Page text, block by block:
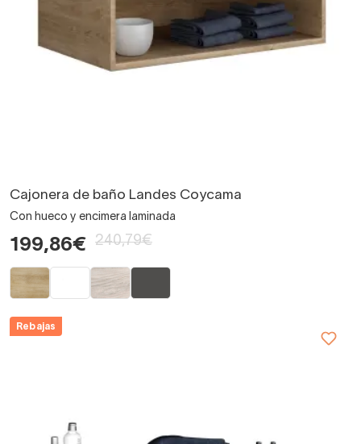
Cajonera de baño Landes Coycama
Con hueco y encimera laminada
199,86€ 240,79€
Rebajas